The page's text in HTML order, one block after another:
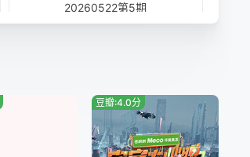
20260522第5期
20260603游戏特辑
豆瓣:4.0分